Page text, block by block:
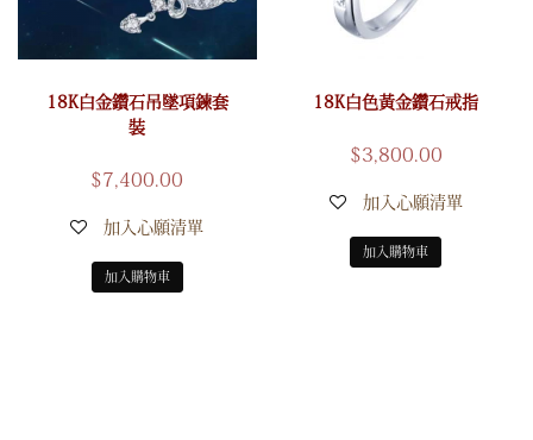
18K白金鑽石吊墜項鍊套
裝
$7,400.00
加入心願清單
加入購物車
18K白色黃金鑽石戒指
$3,800.00
加入心願清單
加入購物車